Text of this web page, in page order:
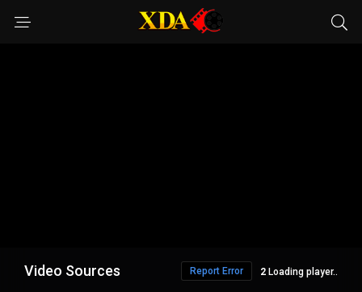
Video Sources 1 Loading player..
Report Error